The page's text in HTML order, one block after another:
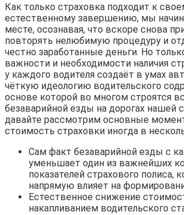
Как только страховка подходит к
естественному завершению, мы
месте, осознавая, что вскоре снова
повторять нелюбимую процедуру и
честно заработанные деньги. Но
важности и необходимости наличия
у каждого водителя создаёт в умах
чёткую идеологию водительского
основе которой во многом строятся
безаварийной езды на дорогах нашей
давайте рассмотрим основные
стоимость страховки иногда в
Сам факт безаварийной езды с
уменьшает один из важнейших
показателей страхового полиса,
напрямую влияет на
Естественное снижение
накапливанием водительского